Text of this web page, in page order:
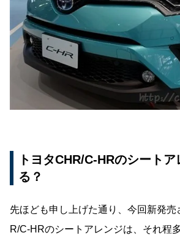
トヨタCHR/C-HRのシート
る？
先ほども申し上げた通り、今回新発売
R/C-HRのシートアレンジは、それ程